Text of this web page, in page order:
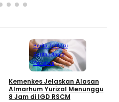
Berita Terbaru
Berita Utama
Peristiwa
Kemenkes Jelaskan Alasan
Almarhum Yurizal Menunggu
8 Jam di IGD RSCM